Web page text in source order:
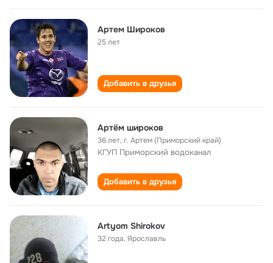
Артем Широков
25 лет
Добавить в друзья
Артём широков
36 лет,г. Артем (Приморский край)
КГУП Приморский водоканал
Добавить в друзья
Artyom Shirokov
32 года,Ярославль